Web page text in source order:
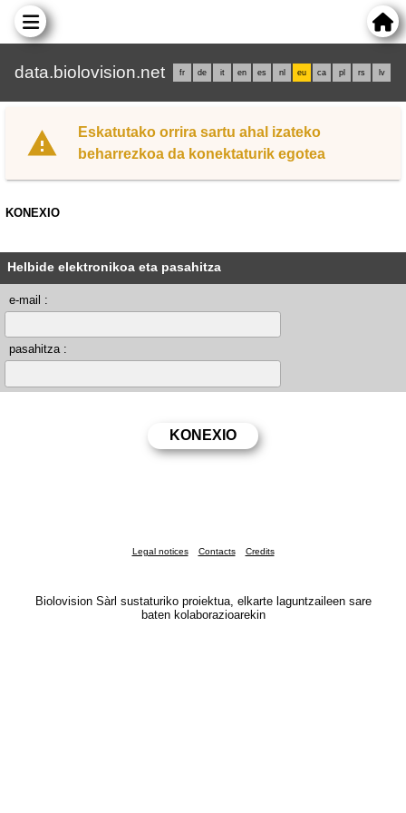
data.biolovision.net fr de it en es nl eu ca pl rs lv
Eskatutako orrira sartu ahal izateko
beharrezkoa da konektaturik egotea
KONEXIO
Helbide elektronikoa eta pasahitza
e-mail :
pasahitza :
Legal notices Contacts Credits
Biolovision Sàrl sustaturiko proiektua, elkarte laguntzaileen sare
baten kolaborazioarekin